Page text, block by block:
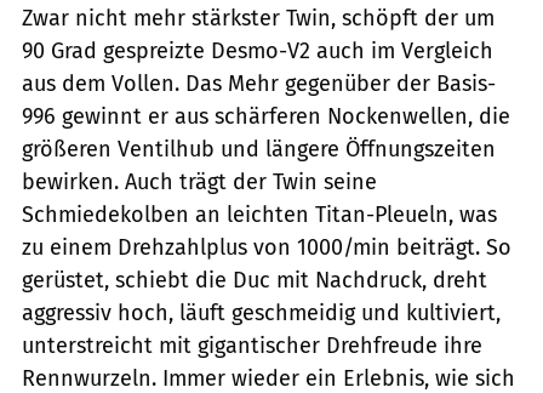
Zwar nicht mehr stärkster Twin, schöpft der um
90 Grad gespreizte Desmo-V2 auch im Vergleich
aus dem Vollen. Das Mehr gegenüber der Basis-
996 gewinnt er aus schärferen Nockenwellen, die
größeren Ventilhub und längere Öffnungszeiten
bewirken. Auch trägt der Twin seine
Schmiedekolben an leichten Titan-Pleueln, was
zu einem Drehzahlplus von 1000/min beiträgt. So
gerüstet, schiebt die Duc mit Nachdruck, dreht
aggressiv hoch, läuft geschmeidig und kultiviert,
unterstreicht mit gigantischer Drehfreude ihre
Rennwurzeln. Immer wieder ein Erlebnis, wie sich